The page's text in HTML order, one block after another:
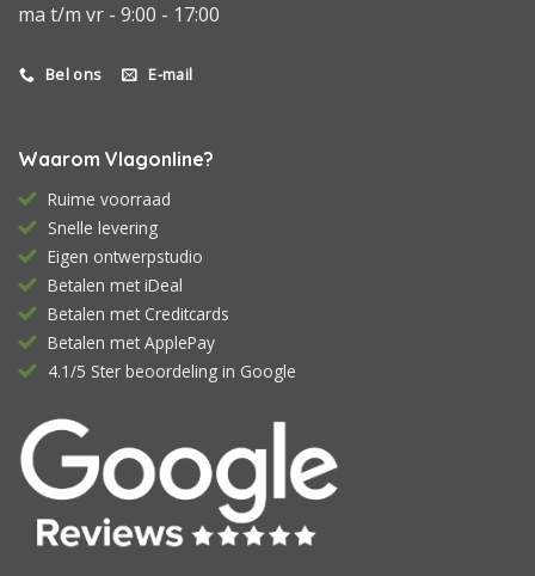
ma t/m vr - 9:00 - 17:00
Bel ons E-mail
Waarom Vlagonline?
Ruime voorraad
Snelle levering
Eigen ontwerpstudio
Betalen met iDeal
Betalen met Creditcards
Betalen met ApplePay
4.1/5 Ster beoordeling in Google